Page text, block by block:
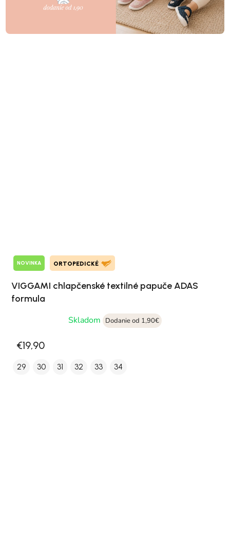
NOVINKA ORTOPEDICKÉ
VIGGAMI chlapčenské textilné papuče ADAS
formula
Skladom
Dodanie od 1,90€
€19,90
29 30 31 32 33 34